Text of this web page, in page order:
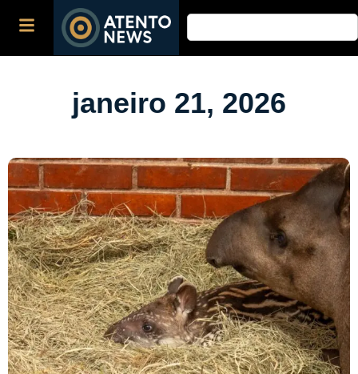
janeiro 21, 2026